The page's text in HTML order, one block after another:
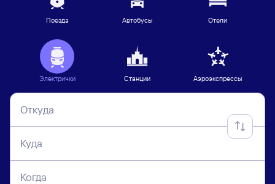
Поезда Автобусы Отели
Электрички Станции Аэроэкспрессы
Откуда
Куда
Когда